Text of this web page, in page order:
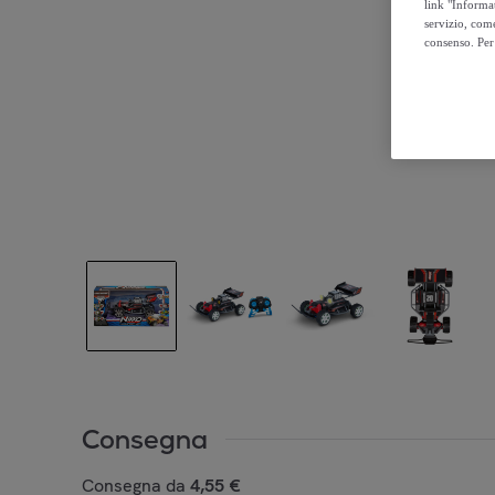
Consegna
Consegna da 4,55 €
link
servizio,
consenso.